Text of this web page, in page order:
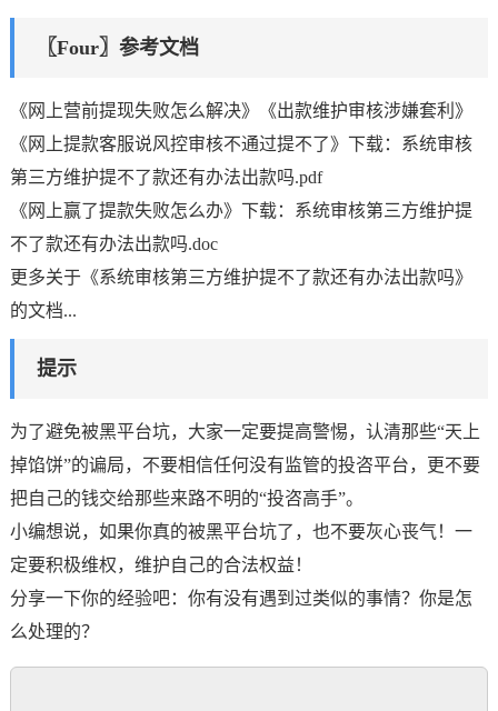
〖Four〗参考文档
《网上营前提现失败怎么解决》《出款维护审核涉嫌套利》
《网上提款客服说风控审核不通过提不了》下载：系统审核
第三方维护提不了款还有办法出款吗.pdf
《网上赢了提款失败怎么办》下载：系统审核第三方维护提
不了款还有办法出款吗.doc
更多关于《系统审核第三方维护提不了款还有办法出款吗》
的文档...
提示
为了避免被黑平台坑，大家一定要提高警惕，认清那些“天上
掉馅饼”的谝局，不要相信任何没有监管的投咨平台，更不要
把自己的钱交给那些来路不明的“投咨高手”。
小编想说，如果你真的被黑平台坑了，也不要灰心丧气！一
定要积极维权，维护自己的合法权益！
分享一下你的经验吧：你有没有遇到过类似的事情？你是怎
么处理的？